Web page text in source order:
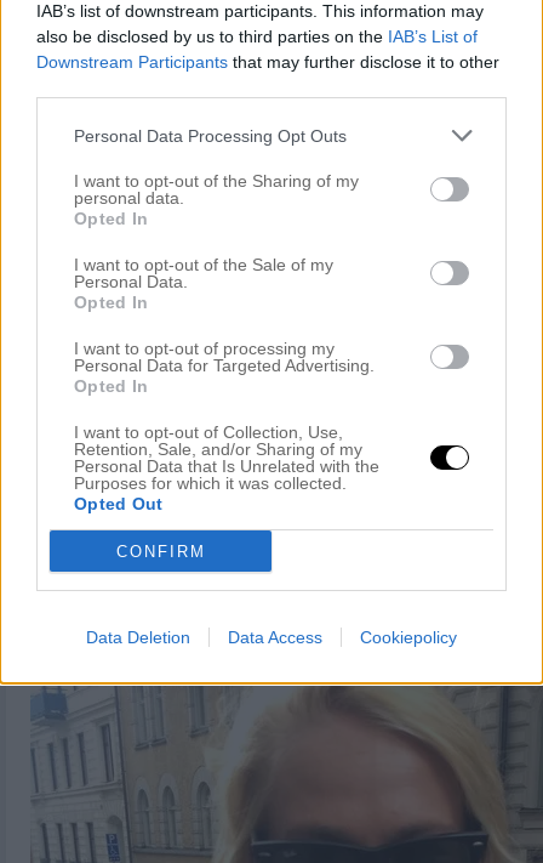
IAB’s list of downstream participants. This information may
also be disclosed by us to third parties on the IAB’s List of
Downstream Participants that may further disclose it to other
Personal Data Processing Opt Outs
I want to opt-out of the Sharing of my
personal data.
Opted In
I want to opt-out of the Sale of my
Personal Data.
Opted In
I want to opt-out of processing my
Personal Data for Targeted Advertising.
Opted In
I want to opt-out of Collection, Use,
Retention, Sale, and/or Sharing of my
Personal Data that Is Unrelated with the
Purposes for which it was collected.
Opted Out
CONFIRM
Data Deletion Data Access Cookiepolicy